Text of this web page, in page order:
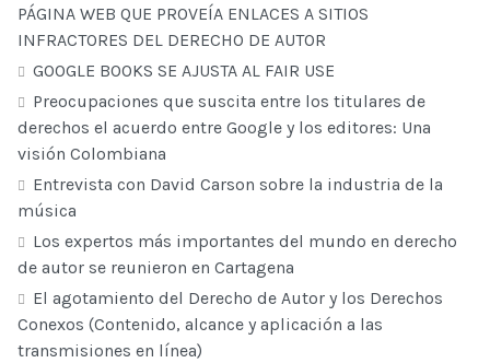
PÁGINA WEB QUE PROVEÍA ENLACES A SITIOS
INFRACTORES DEL DERECHO DE AUTOR
GOOGLE BOOKS SE AJUSTA AL FAIR USE
Preocupaciones que suscita entre los titulares de
derechos el acuerdo entre Google y los editores: Una
visión Colombiana
Entrevista con David Carson sobre la industria de la
música
Los expertos más importantes del mundo en derecho
de autor se reunieron en Cartagena
El agotamiento del Derecho de Autor y los Derechos
Conexos (Contenido, alcance y aplicación a las
transmisiones en línea)